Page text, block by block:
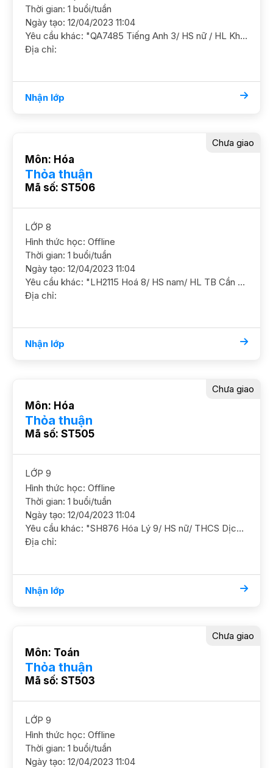
Thời gian: 1 buổi/tuần
Ngày tạo: 12/04/2023 11:04
Yêu cầu khác: "QA7485 Tiếng Anh 3/ HS nữ / HL Khá Cần GS ôn luyện chắc kiến thức trên lớp và luyện bài thêm Dạy tại ĐC Sunshine Garden gần Times City YC GS nữ Học t7, CN học 1.5h"
Địa chỉ:
Nhận lớp
Môn: Hóa
Thỏa thuận
Mã số: ST506
Chưa giao
LỚP 8
Hình thức học: Offline
Thời gian: 1 buổi/tuần
Ngày tạo: 12/04/2023 11:04
Yêu cầu khác: "LH2115 Hoá 8/ HS nam/ HL TB Cần nắm chắc kiến thức cơ bản YC GS nam nữ ok DC 43 Lê Văn Lương"
Địa chỉ:
Nhận lớp
Môn: Hóa
Thỏa thuận
Mã số: ST505
Chưa giao
LỚP 9
Hình thức học: Offline
Thời gian: 1 buổi/tuần
Ngày tạo: 12/04/2023 11:04
Yêu cầu khác: "SH876 Hóa Lý 9/ HS nữ/ THCS Dịch Vọng Hậu/ HL TB Mục tiêu ôn lại kiến thức trước mắt để thi học kỳ 2, nếu môn thi thứ 4 là 1 trong 2 môn sẽ tiếp tục ôn vào 10 GS NỮ. ĐC ngõ 342 Hồ Tùng Mậu, Bắc Từ Liêm "
Địa chỉ:
Nhận lớp
Môn: Toán
Thỏa thuận
Mã số: ST503
Chưa giao
LỚP 9
Hình thức học: Offline
Thời gian: 1 buổi/tuần
Ngày tạo: 12/04/2023 11:04